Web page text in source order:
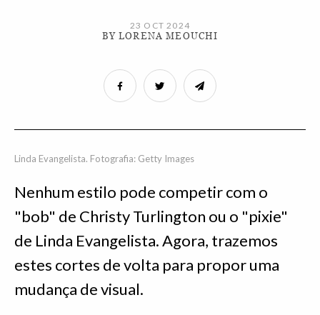
23 OCT 2024
BY LORENA MEOUCHI
Linda Evangelista. Fotografia: Getty Images
Nenhum estilo pode competir com o
"bob" de Christy Turlington ou o "pixie"
de Linda Evangelista. Agora, trazemos
estes cortes de volta para propor uma
mudança de visual.